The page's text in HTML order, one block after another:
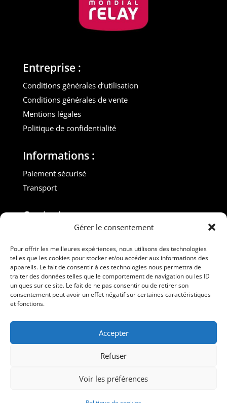
Gérer le consentement
Pour offrir les meilleures expériences, nous utilisons des technologies
telles que les cookies pour stocker et/ou accéder aux informations des
appareils. Le fait de consentir à ces technologies nous permettra de
traiter des données telles que le comportement de navigation ou les ID
uniques sur ce site. Le fait de ne pas consentir ou de retirer son
consentement peut avoir un effet négatif sur certaines caractéristiques
et fonctions.
Accepter
Refuser
Voir les préférences
Entreprise :
Conditions générales d’utilisation
Conditions générales de vente
Mentions légales
Politique de confidentialité
Informations :
Paiement sécurisé
Transport
Contact :
M. Gilles ROUVEYROL
Tél. : +33(0)6 07 72 40 47
dansdebeauxdraps@gmail.com
Professionnels
Suivez-nous